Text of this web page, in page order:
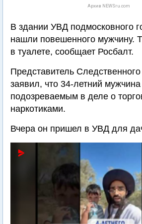
Архив NEWSru.com
В здании УВД подмосковного
нашли повешенного мужчину.
в туалете, сообщает Росбалт.
Представитель Следственного
заявил, что 34-летний
подозреваемым в деле о
наркотиками.
Вчера он пришел в УВД для